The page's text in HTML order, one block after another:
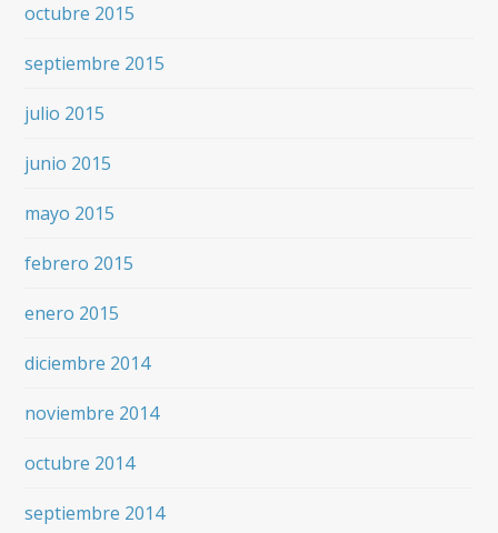
octubre 2015
septiembre 2015
julio 2015
junio 2015
mayo 2015
febrero 2015
enero 2015
diciembre 2014
noviembre 2014
octubre 2014
septiembre 2014